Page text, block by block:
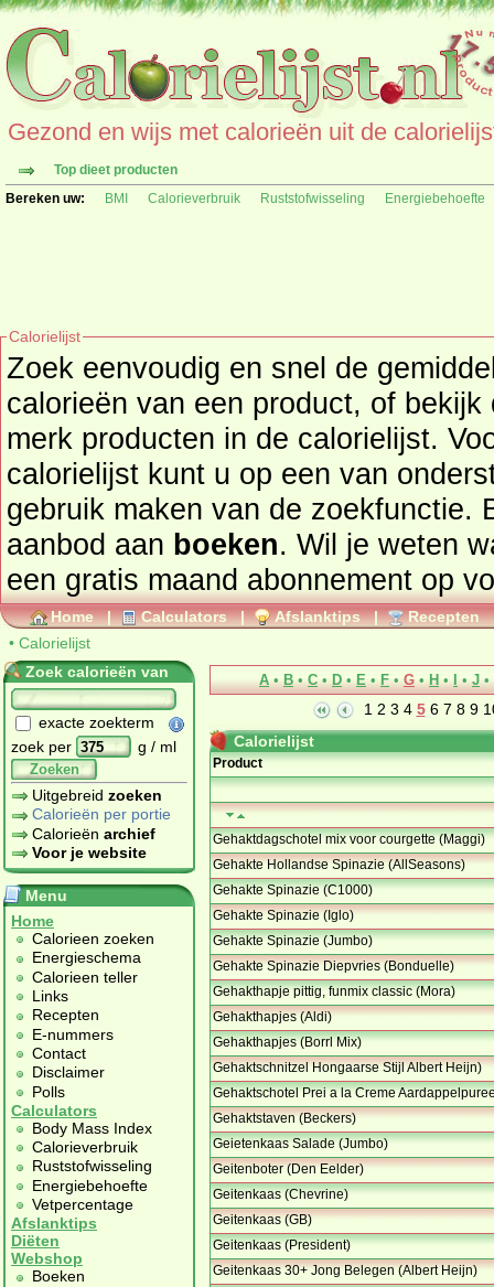
Gezond en wijs met calorieën uit de
Top dieet producten
Bereken uw:
BMI Calorieverbruik Ruststofwisseling Energiebehoefte
Calorielijst
Zoek eenvoudig en snel de
calorieën van een product, of
merk producten in de calorielijst.
calorielijst kunt u op een van
gebruik maken van de zoekfunctie.
aanbod aan boeken. Wil je weten
een gratis maand abonnement op
Home | Calculators | Afslanktips | Recepten
• Calorielijst
Zoek calorieën van
exacte zoekterm
zoek per
g / ml
Zoeken
Uitgebreid zoeken
Calorieën per portie
Calorieën archief
Voor je website
Menu
Home
Calorieen zoeken
Energieschema
Calorieen teller
Links
Recepten
E-nummers
Contact
Disclaimer
Polls
Calculators
Body Mass Index
Calorieverbruik
Ruststofwisseling
Energiebehoefte
Vetpercentage
Afslanktips
Diëten
Webshop
Boeken
A • B • C • D • E • F • G • H • • J •
1 2 3 4 5 6 7 8 9
Calorielijst
Product
Gehaktdagschotel mix voor courgette (Maggi)
Gehakte Hollandse Spinazie (AllSeasons)
Gehakte Spinazie (C1000)
Gehakte Spinazie (Iglo)
Gehakte Spinazie (Jumbo)
Gehakte Spinazie Diepvries (Bonduelle)
Gehakthapje pittig, funmix classic (Mora)
Gehakthapjes (Aldi)
Gehakthapjes (Borrl Mix)
Gehaktschnitzel Hongaarse Stijl Albert Heijn)
Gehaktschotel Prei a la Creme
Gehaktstaven (Beckers)
Geietenkaas Salade (Jumbo)
Geitenboter (Den Eelder)
Geitenkaas (Chevrine)
Geitenkaas (GB)
Geitenkaas (President)
Geitenkaas 30+ Jong Belegen (Albert Heijn)